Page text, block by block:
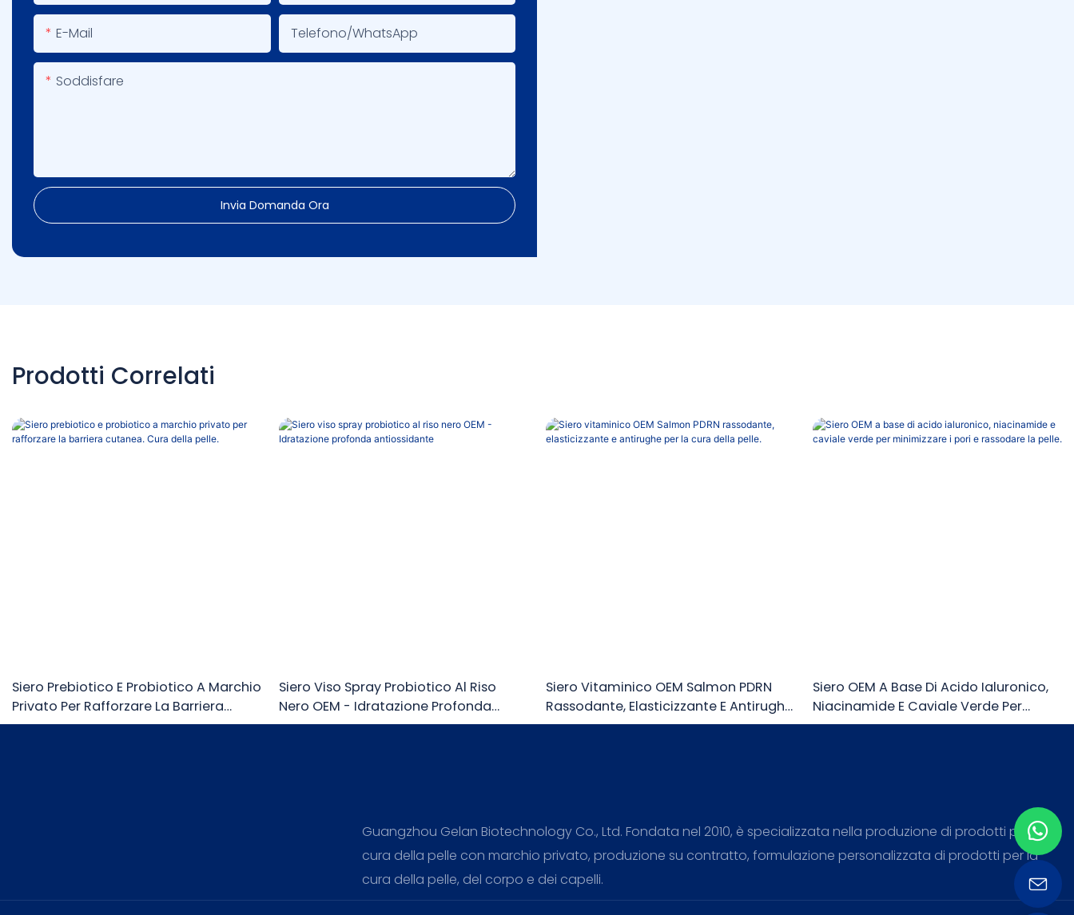
E-Mail Telefono/WhatsApp
Soddisfare
Invia Domanda Ora
Prodotti Correlati
Siero Prebiotico E Probiotico A Marchio
Privato Per Rafforzare La Barriera
Cutanea. Cura Della Pelle.
Siero Viso Spray Probiotico Al Riso
Nero OEM - Idratazione Profonda
Antiossidante
Siero Vitaminico OEM Salmon PDRN
Rassodante, Elasticizzante E Antirughe
Per La Cura Della Pelle.
Siero OEM A Base Di Acido Ialuronico,
Niacinamide E Caviale Verde Per
Minimizzare I Pori E Rassodare La Pelle.
Guangzhou Gelan Biotechnology Co., Ltd. Fondata nel 2010, è specializzata nella produzione di prodotti per la
cura della pelle con marchio privato, produzione su contratto, formulazione personalizzata di prodotti per la
cura della pelle, del corpo e dei capelli.